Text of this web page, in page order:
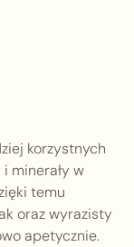
korzystnych
minerały w
temu
oraz wyrazisty
apetycznie.